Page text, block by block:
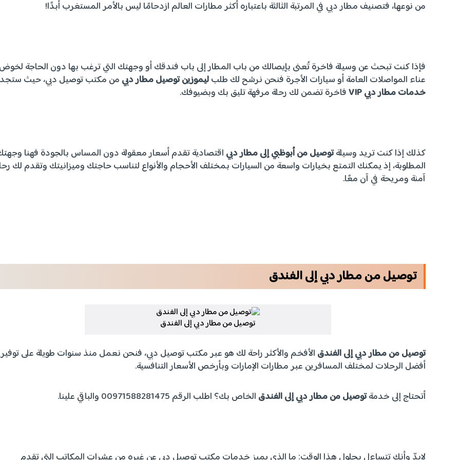
من نوعها، فتصنيف مطار دبي في المرتبة الثالثة باعتباره أكثر مطارات العالم ازدحامًا ليس بالأمر المستغرب أبدًا!
فإذا كنت تبحث عن وسيلة فاخرة تُعنى بإيصالك من باب المطار إلى باب فندقك أو وجهتك التي ترغب بها دون الحاجة
عناء المواصلات العامة أو سيارات الأجرة فنحن نرشح لك طلبليموزين توصيل مطار دبي من مكتب توصيل دبي، حيث
خدمات مطار دبيVIPفاخرة تضمن لك رحلة مرفهة تليق بك وبضيوفك.
كذلك إذا كنت تريد وسيلةتوصيل من أبوظبي إلى مطار دبي اقتصادية تقدم أسعار معقولة دون المساس بالجودة فهنا
المطلوبة، إذ يمكنك التمتع بخيارات واسعة من السيارات بمختلف الأحجام والأنواع لتناسب حاجتك وميزانيتك وتقدم لك
آمنة ومريحة في آن معًا.
توصيل من مطار دبي إلى الفندق
توصيل من مطار دبي إلى الفندق
توصيل من مطار دبي إلى الفندق الأفخم والأكثر راحة لك هو عبر مكتب توصيل دبي، فنحن نعمل منذ سنوات طويلة على توفير
أفضل الرحلات لمختلف المسافرين عبر مطارات الإمارات وبأرخص الأسعار التنافسية.
أتحتاج إلى خدمةتوصيل من مطار دبي إلى الفندق الخاص بك؟ اطلب الرقم 00971588281475 والباقي علينا.